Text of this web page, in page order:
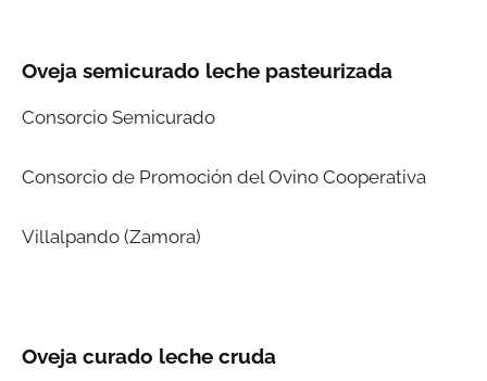
Oveja semicurado leche pasteurizada
Consorcio Semicurado
Consorcio de Promoción del Ovino Cooperativa
Villalpando (Zamora)
Oveja curado leche cruda